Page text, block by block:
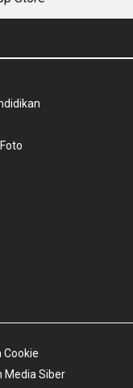
Cookie
Media Siber